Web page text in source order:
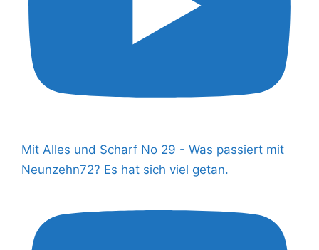
Mit Alles und Scharf No 29 - Was passiert mit
Neunzehn72? Es hat sich viel getan.